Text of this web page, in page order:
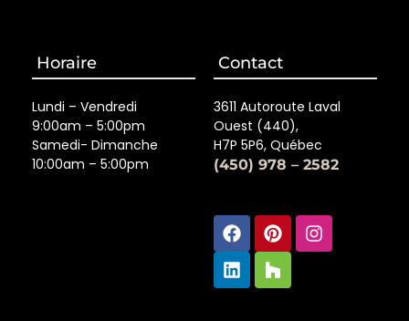
Horaire
Lundi – Vendredi
9:00am – 5:00pm
Samedi- Dimanche
10:00am – 5:00pm
Contact
3611 Autoroute Laval
Ouest (440),
H7P 5P6, Québec
(450) 978 – 2582
Facebook
Pinterest
Linkedin
Houzz